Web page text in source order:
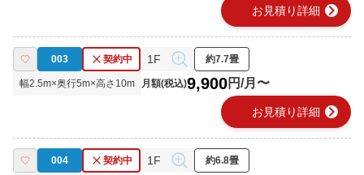
お見積り詳細 chevron_right
003 契約中 1F 約7.7畳
幅2.5m×奥行5m×高さ 10m 月額(税込)9,900円/月〜
お見積り詳細 chevron_right
004 契約中 1F 約6.8畳